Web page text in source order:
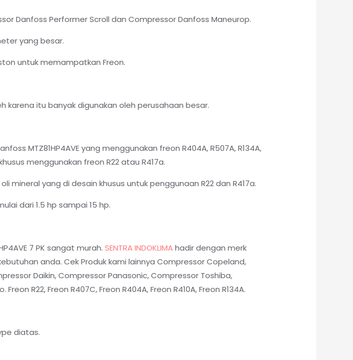
Danfoss Performer Scroll dan Compressor Danfoss Maneurop.
yang besar.
untuk memampatkan Freon.
itu banyak digunakan oleh perusahaan besar.
MTZ81HP4AVE yang menggunakan freon R404A, R507A, R134A,
menggunakan freon R22 atau R417a.
mineral yang di desain khusus untuk penggunaan R22 dan R417a.
dari 1.5 hp sampai 15 hp.
7 PK sangat murah.SENTRA INDOKLIMAhadir dengan merk
anda. Cek Produk kami lainnya Compressor Copeland,
Daikin, Compressor Panasonic, Compressor Toshiba,
R22, Freon R407C, Freon R404A, Freon R410A, Freon R134A.
diatas.